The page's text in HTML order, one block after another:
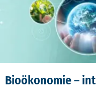
Bioökonomie –